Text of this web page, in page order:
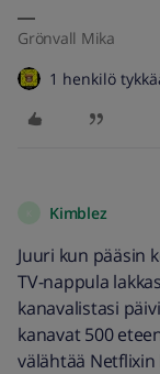
Grönvall Mika
1 henkilö
Kimblez
Juuri kun pääsin
TV-nappula
kanavalistasi
kanavat 500
välähtää